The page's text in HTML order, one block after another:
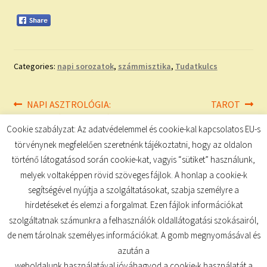
Categories: napi sorozatok, számmisztika, Tudatkulcs
Bejegyzés
navigáció
Previous
NAPI ASZTROLÓGIA:
Next
TAROT
© TUDATKULCS 2026
Cookie szabályzat: Az adatvédelemmel és cookie-kal kapcsolatos EU-s
törvénynek megfelelően szeretnénk tájékoztatni, hogy az oldalon
történő látogatásod során cookie-kat, vagyis “sütiket” használunk,
melyek voltaképpen rövid szöveges fájlok. A honlap a cookie-k
segítségével nyújtja a szolgáltatásokat, szabja személyre a
hirdetéseket és elemzi a forgalmat. Ezen fájlok információkat
szolgáltatnak számunkra a felhasználók oldallátogatási szokásairól,
de nem tárolnak személyes információkat. A gomb megnyomásával és
azután a